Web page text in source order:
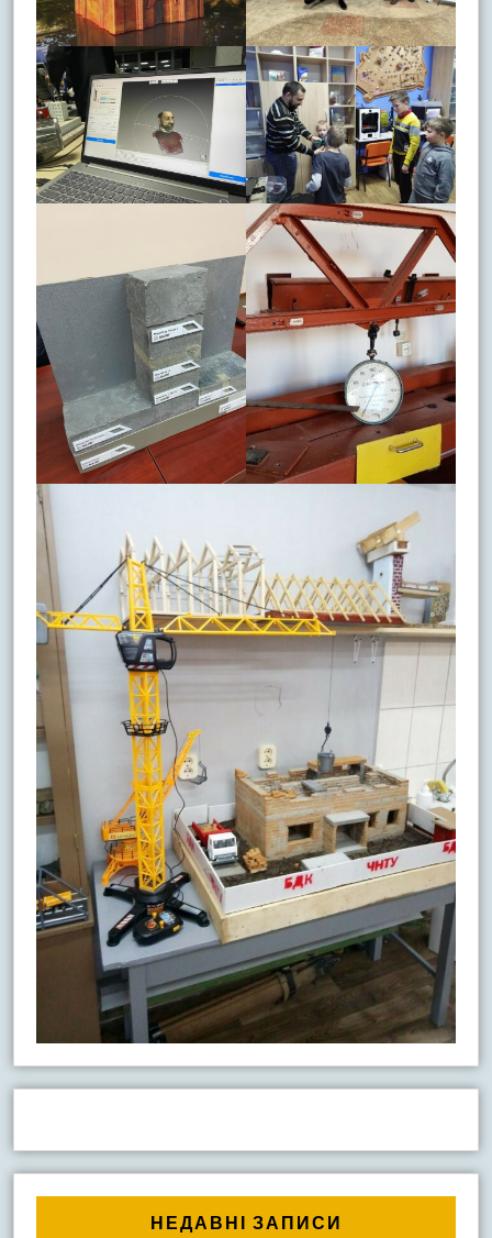
НЕДАВНІ ЗАПИСИ